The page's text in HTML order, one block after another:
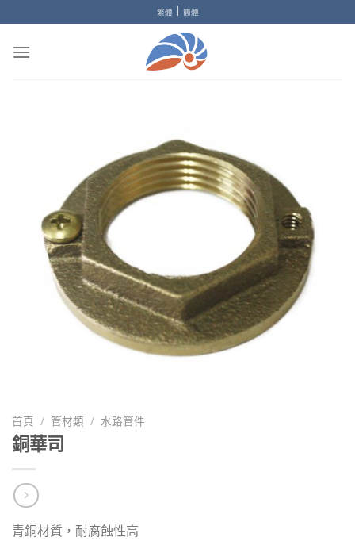
to
content
繁體 | 簡體
首頁 / 管材類 / 水路管件
銅華司
青銅材質，耐腐蝕性高